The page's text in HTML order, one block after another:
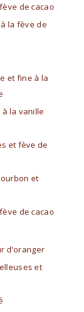
de cacao
la fève de
et fine à la
la vanille
et fève de
et
de cacao
d'oranger
et